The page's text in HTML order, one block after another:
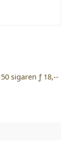
sigaren ƒ 18,--